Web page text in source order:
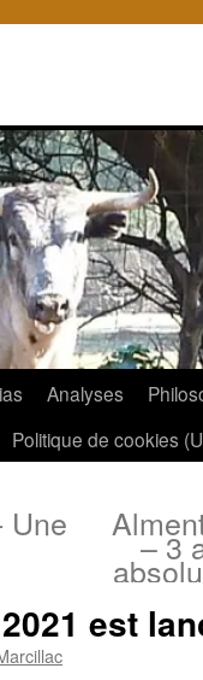
Analyses
Politique de cookies
Une
– 3
est